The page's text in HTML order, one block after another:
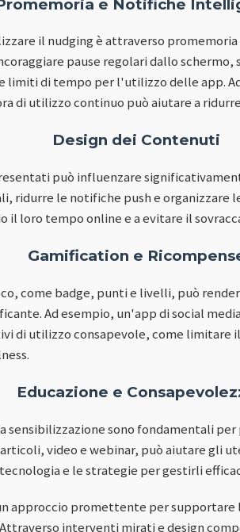
e Notifiche
il nudging è attraverso
pause regolari dallo
limiti di tempo per l'utilizzo delle app.
di utilizzo continuo può aiutare a
Design dei Contenuti
può influenzare
ridurre le notifiche push e organizzare
il loro tempo online e a evitare il
Gamification e
come badge, punti e livelli, può
Ad esempio, un'app di social
di utilizzo consapevole, come limitare
Educazione e
sensibilizzazione sono fondamentali
video e webinar, può aiutare gli
e le strategie per gestirli
approccio promettente per
interventi mirati e design